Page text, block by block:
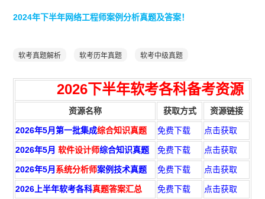
2024年下半年网络工程师案例分析真题及答案！
软考真题解析 软考历年真题 软考中级真题
2026下半年软考各科备考资源
资源名称 获取方式 资源链接
2026年5月第一批集成综合知识真题 免费下载 点击获取
2026年5月软件设计师综合知识真题 免费下载 点击获取
2026年5月系统分析师案例技术真题 免费下载 点击获取
2026上半年软考各科真题答案汇总 免费下载 点击获取